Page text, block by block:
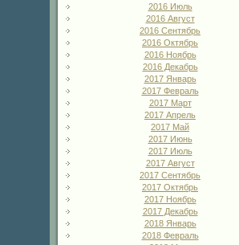
2016 Июль
2016 Август
2016 Сентябрь
2016 Октябрь
2016 Ноябрь
2016 Декабрь
2017 Январь
2017 Февраль
2017 Март
2017 Апрель
2017 Май
2017 Июнь
2017 Июль
2017 Август
2017 Сентябрь
2017 Октябрь
2017 Ноябрь
2017 Декабрь
2018 Январь
2018 Февраль